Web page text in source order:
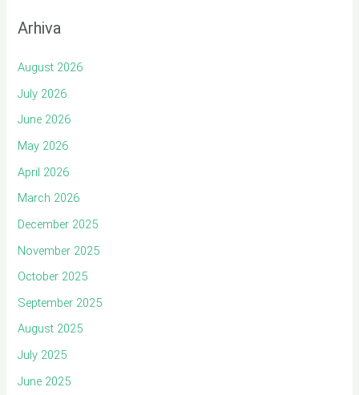
Arhiva
August 2026
July 2026
June 2026
May 2026
April 2026
March 2026
December 2025
November 2025
October 2025
September 2025
August 2025
July 2025
June 2025